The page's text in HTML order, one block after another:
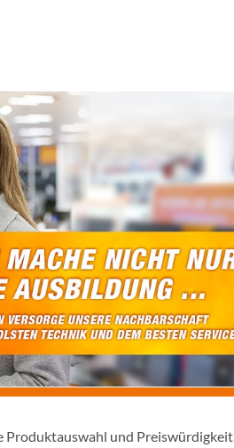
Produktauswahl und Preiswürdigkeit.